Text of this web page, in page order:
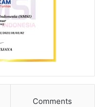
Comments